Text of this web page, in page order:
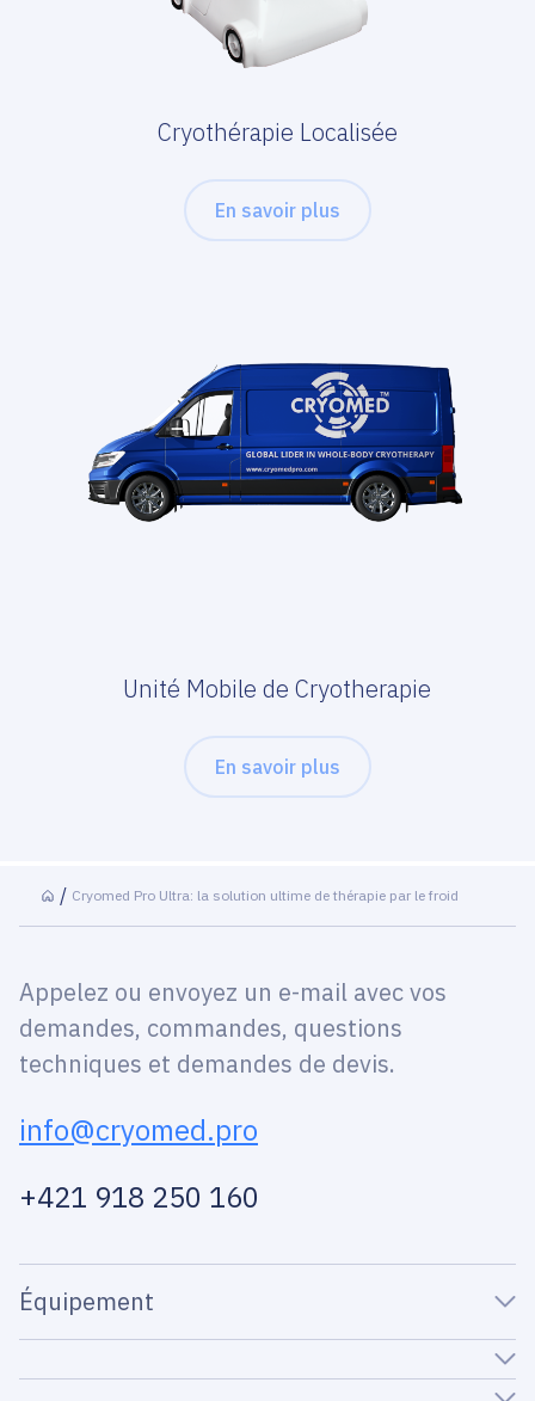
Cryothérapie Localisée
En savoir plus
Unité Mobile de Cryotherapie
En savoir plus
Cryomed Pro Ultra: la solution ultime de thérapie par le froid
Appelez ou envoyez un e-mail avec vos
demandes, commandes, questions
techniques et demandes de devis.
info@cryomed.pro
+421 918 250 160
Équipement